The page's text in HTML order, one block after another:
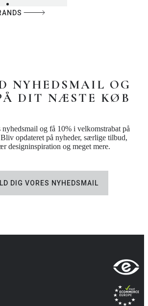
NYHEDSMAIL OG
DIT NÆSTE KØB
og få 10% i velkomstrabat på
opdateret på nyheder, særlige tilbud,
designinspiration og meget mere.
DIG VORES NYHEDSMAIL